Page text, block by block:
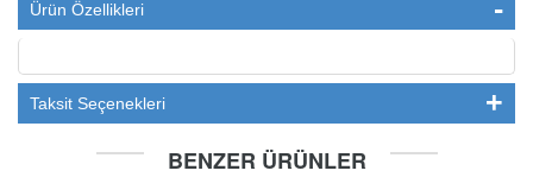
Ürün Özellikleri
Taksit Seçenekleri
BENZER ÜRÜNLER